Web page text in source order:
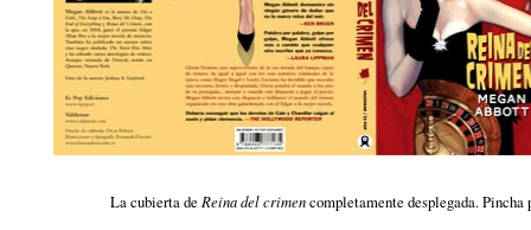
La cubierta de Reina del crimencompletamente desplegada. Pincha